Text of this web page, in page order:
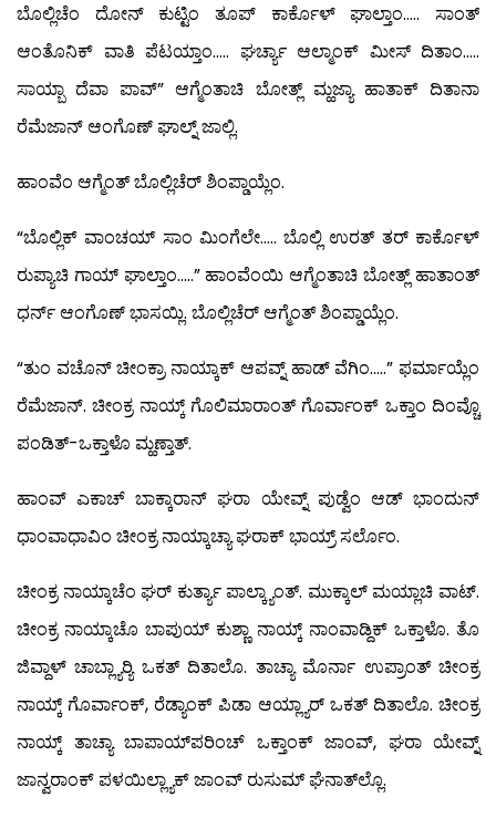
ಬೊಲ್ಲಿಚೆಂ ದೋನ್ ಕುಟ್ಟಿಂ ತೂಪ್ ಕಾರ್ಕೊಳ್ ಘಾಲ್ತಾಂ….. ಸಾಂತ್
ಆಂತೊನಿಕ್ ವಾತಿ ಪೆಟಯ್ತಾಂ….. ಘರ್ಚ್ಯಾ ಆಲ್ಮಾಂಕ್ ಮೀಸ್ ದಿತಾಂ…..
ಸಾಯ್ಬಾ ದೆವಾ ಪಾವ್” ಆಗ್ಮೆಂತಾಚಿ ಬೋತ್ಲ್ ಮ್ಹಜ್ಯಾ ಹಾತಾಕ್ ದಿತಾನಾ
ರೆಮೆಜಾನ್ ಆಂಗೊಣ್ ಘಾಲ್ನ್ ಜಾಲ್ಲಿ.
ಹಾಂವೆಂ ಆಗ್ಮೆಂತ್ ಬೊಲ್ಲಿಚೆರ್ ಶಿಂಪ್ಡಾಯ್ಲೆಂ.
“ಬೊಲ್ಲಿಕ್ ವಾಂಚಯ್ ಸಾಂ ಮಿಂಗೆಲೇ….. ಬೊಲ್ಲಿ ಉರತ್ ತರ್ ಕಾರ್ಕೊಳ್
ರುಪ್ಯಾಚಿ ಗಾಯ್ ಘಾಲ್ತಾಂ…..” ಹಾಂವೆಂಯಿ ಆಗ್ಮೆಂತಾಚಿ ಬೋತ್ಲ್ ಹಾತಾಂತ್
ಧರ್ನ್ ಆಂಗೊಣ್ ಭಾಸಯ್ಲಿ. ಬೊಲ್ಲಿಚೆರ್ ಆಗ್ಮೆಂತ್ ಶಿಂಪ್ಡಾಯ್ಲೆಂ.
“ತುಂ ವಚೊನ್ ಚೀಂಕ್ರಾ ನಾಯ್ಕಾಕ್ ಆಪವ್ನ್ ಹಾಡ್ ವೆಗಿಂ…..” ಫರ್ಮಾಯ್ಲೆಂ
ರೆಮೆಜಾನ್. ಚೀಂಕ್ರ ನಾಯ್ಕ್ ಗೊಲಿಮಾರಾಂತ್ ಗೊರ್ವಾಂಕ್ ಒಕ್ತಾಂ ದಿಂವ್ಚೊ
ಪಂಡಿತ್-ಒಕ್ತಾಳೊ ಮ್ಹಣ್ತಾತ್.
ಹಾಂವ್ ಎಕಾಚ್ ಬಾಕ್ಕಾರಾನ್ ಘರಾ ಯೇವ್ನ್ ಪುಡ್ವೆಂ ಆಡ್ ಭಾಂದುನ್
ಧಾಂವಾಧಾವಿಂ ಚೀಂಕ್ರ ನಾಯ್ಕಾಚ್ಯಾ ಘರಾಕ್ ಭಾಯ್ರ್ ಸರ್ಲೊಂ.
ಚೀಂಕ್ರ ನಾಯ್ಕಾಚೆಂ ಘರ್ ಕುರ್ತ್ಯಾ ಪಾಲ್ಕ್ಯಾಂತ್. ಮುಕ್ಕಾಲ್ ಮಯ್ಲಾಚಿ ವಾಟ್.
ಚೀಂಕ್ರ ನಾಯ್ಕಾಚೊ ಬಾಪುಯ್ ಕುಶ್ಣಾ ನಾಯ್ಕ್ ನಾಂವಾಡ್ದಿಕ್ ಒಕ್ತಾಳೊ. ತೊ
ಜಿವ್ದಾಳ್ ಚಾಬ್ಲ್ಯಾರ್‍ಯಿ ಒಕತ್ ದಿತಾಲೊ. ತಾಚ್ಯಾ ಮೊರ್ನಾ ಉಪ್ರಾಂತ್ ಚೀಂಕ್ರ
ನಾಯ್ಕ್ ಗೊರ್ವಾಂಕ್, ರೆಡ್ಯಾಂಕ್ ಪಿಡಾ ಆಯ್ಲ್ಯಾರ್ ಒಕತ್ ದಿತಾಲೊ. ಚೀಂಕ್ರ
ನಾಯ್ಕ್ ತಾಚ್ಯಾ ಬಾಪಾಯ್‍ಪರಿಂಚ್ ಒಕ್ತಾಂಕ್ ಜಾಂವ್, ಘರಾ ಯೇವ್ನ್
ಜಾನ್ವರಾಂಕ್ ಪಳಯಿಲ್ಲ್ಯಾಕ್ ಜಾಂವ್ ರುಸುಮ್ ಘೆನಾತ್‍ಲ್ಲೊ.